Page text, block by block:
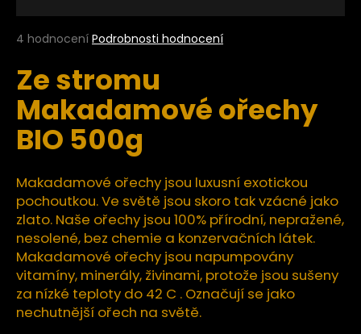
Průměrné
produktu
je
5,0
5
hvězdiček.
4 hodnocení Podrobnosti hodnocení
Ze stromu
Makadamové ořechy
BIO 500g
Makadamové ořechy jsou luxusní exotickou
pochoutkou. Ve světě jsou skoro tak vzácné jako
zlato. Naše ořechy jsou 100% přírodní, nepražené,
nesolené, bez chemie a konzervačních látek.
Makadamové ořechy jsou napumpovány
vitamíny, minerály, živinami, protože jsou sušeny
za nízké teploty do 42 C . Označují se jako
nechutnější ořech na světě.
a
j
t
?
HLEDAT
D
o
p
o